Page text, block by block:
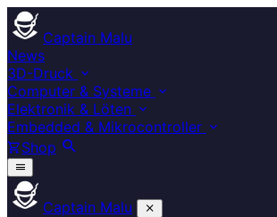
Captain Malu
News
3D-Druck
Computer & Systeme
Elektronik & Löten
Embedded & Mikrocontroller
Shop
Captain Malu